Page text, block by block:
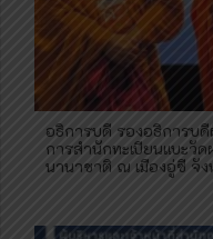
อธิการบดี รองอธิการบ
การสำนักทะเบียนแบะวั
นานาชาติ ณ เมืองอู่ซี จั